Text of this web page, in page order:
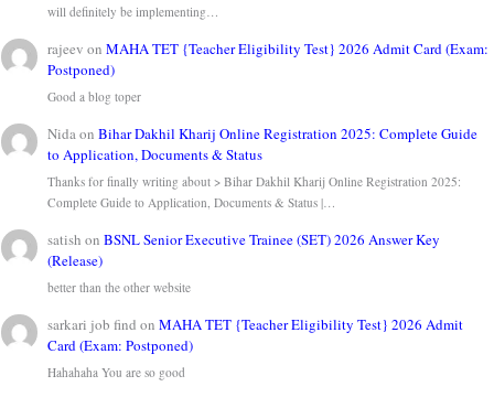
will definitely be implementing…
rajeev onMAHA TET {Teacher Eligibility Test} 2026 Admit Card (Exam:
Postponed)
Good a blog toper
NidaonBihar Dakhil Kharij Online Registration 2025: Complete Guide
to Application, Documents & Status
Thanks for finally writing about > Bihar Dakhil Kharij Online Registration 2025:
Complete Guide to Application, Documents & Status |…
satish onBSNL Senior Executive Trainee (SET) 2026 Answer Key
(Release)
better than the other website
sarkari job find onMAHA TET {Teacher Eligibility Test} 2026 Admit
Card (Exam: Postponed)
Hahahaha You are so good